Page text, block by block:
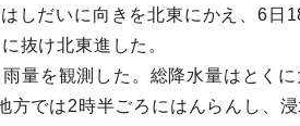
しだいに向きを北東にかえ、6日
抜け北東進した。
量を観測した。総降水量はとくに
方では2時半ごろにはんらんし、